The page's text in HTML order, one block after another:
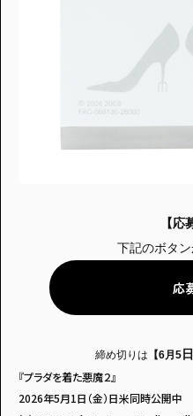
【応
下記のボタン
応
締め切りは 【6月5
『プラダを着た悪魔２』
2026年5月1日（金）日米同時公開中